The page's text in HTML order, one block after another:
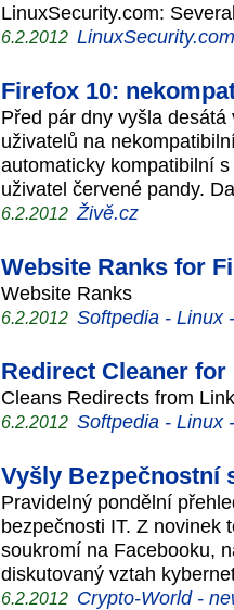
LinuxSecurity.com:
6.2.2012 LinuxSecurity.com
Firefox 10:
Před pár dny vyšla
uživatelů na
automaticky kompatibilní
uživatel červené pandy.
6.2.2012 Živě.cz
Website Ranks for
Website Ranks
6.2.2012 Softpedia - Linux
Redirect Cleaner for
Cleans Redirects from
6.2.2012 Softpedia - Linux
Vyšly Bezpečnostní
Pravidelný pondělní
bezpečnosti IT. Z novinek
soukromí na Facebooku,
diskutovaný vztah
6.2.2012 Crypto-World -